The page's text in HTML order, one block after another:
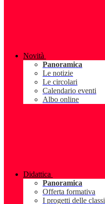
Novità
Panoramica
Le notizie
Le circolari
Calendario eventi
Albo online
Didattica
Panoramica
Offerta formativa
I progetti delle classi